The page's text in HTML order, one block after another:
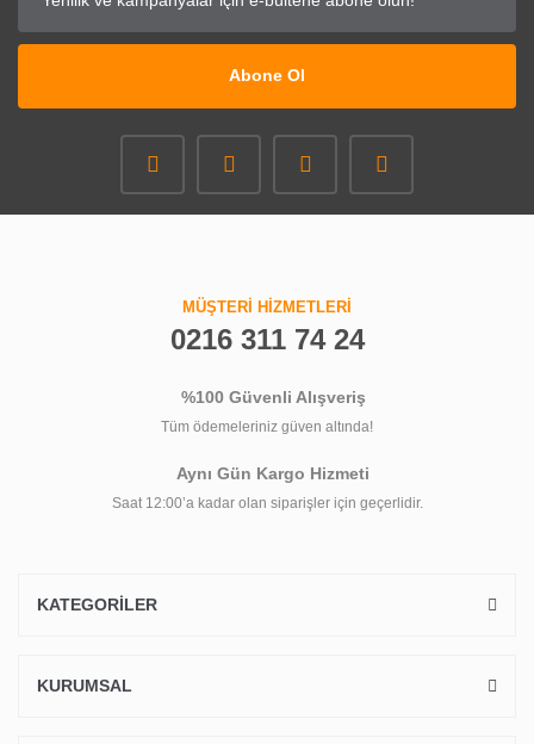
Abone Ol
MÜŞTERİ HİZMETLERİ
0216 311 74 24
%100 Güvenli Alışveriş
Tüm ödemeleriniz güven altında!
Aynı Gün Kargo Hizmeti
Saat 12:00’a kadar olan siparişler için geçerlidir.
KATEGORİLER
KURUMSAL